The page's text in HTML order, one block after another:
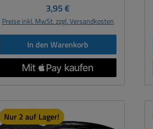
VGA Kabel an den DVI-A Eingang
eines Monitors. Der Adapter ist
somit beidseitig verwendbar. Es
werden nur analoge Signale
unterstützt. DVI-A 12+5 Stecker
an 15pol HD Buchse VGA Farbe:
Schwarz Schirmung vernickelt,
Rändelschrauben auf der DVI Seite
Regulärer Preis:
3,95 €
Preise inkl. MwSt. zzgl. Versandkosten
In den Warenkorb
Nur 2 auf Lager!